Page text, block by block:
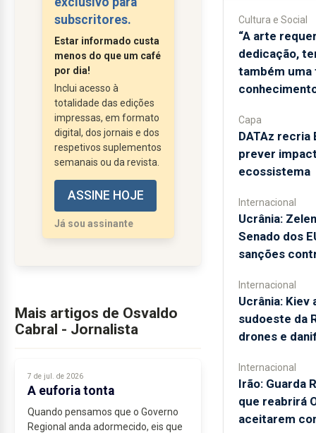
intermédio de uma
especialmente formada
no pensamento da linha
de Cascais, cuja visão
não vai além do Terreiro
do Paço.
O actual ministro das
Infraestruturas, Miguel
Pinto Luz, é um destes
protótipos, formado na
sua juventude nos
movimentos
subscritores.
Estar informado custa
menos do que um café
por dia!
Inclui acesso à
totalidade das edições
impressas, em formato
digital, dos jornais e dos
respetivos suplementos
semanais ou da revista.
ASSINE HOJE
Já sou assinante
Mais artigos de Osvaldo
Cabral - Jornalista
7 de jul. de 2026
A euforia tonta
Quando pensamos que o Governo
Regional anda adormecido, eis que
Cultura e Social
“A arte
dedicação,
também uma
Capa
DATAz recria
prever
ecossistema
Internacional
Ucrânia:
Senado dos
sanções
Internacional
Ucrânia: Kiev
sudoeste da
drones e
Internacional
Irão: Guarda
que reabrirá
aceitarem